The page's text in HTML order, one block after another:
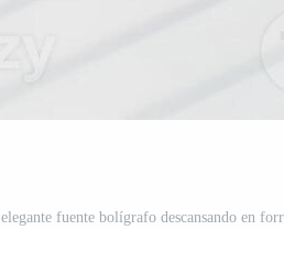
elegante fuente bolígrafo descansando en